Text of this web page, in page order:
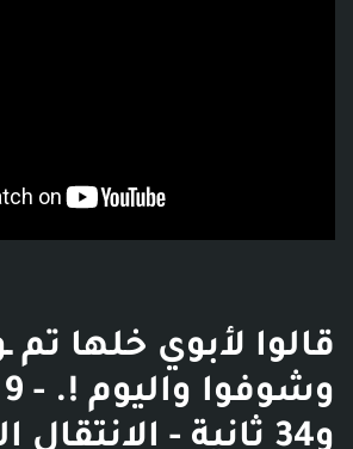
قالوا لأبوي خلها تم
و34 ثانية -